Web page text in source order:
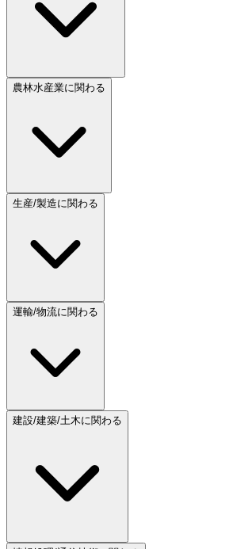
農林水産業に関わる
生産/製造に関わる
運輸/物流に関わる
建設/建築/土木に関わる